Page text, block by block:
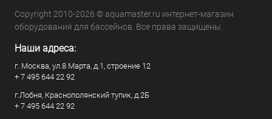
Copyright 2010-2026 © aquamaster.ru интернет-магазин
оборудования для бассейнов. Все права защищены.
Наши адреса:
г. Москва, ул.8 Марта, д.1, строение 12
+ 7 495 644 22 92
г.Лобня, Краснополянский тупик, д.2Б
+ 7 495 644 22 92